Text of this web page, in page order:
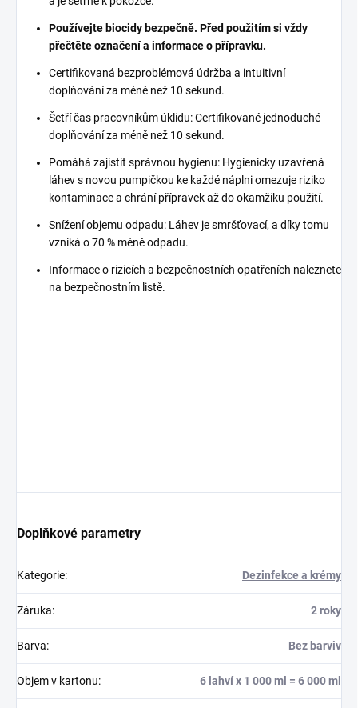
Používejte biocidy bezpečně. Před použitím si vždy
přečtěte označení a informace o přípravku.
Certifikovaná bezproblémová údržba a intuitivní
doplňování za méně než 10 sekund.
Šetří čas pracovníkům úklidu: Certifikované jednoduché
doplňování za méně než 10 sekund.
Pomáhá zajistit správnou hygienu: Hygienicky uzavřená
láhev s novou pumpičkou ke každé náplni omezuje riziko
kontaminace a chrání přípravek až do okamžiku použití.
Snížení objemu odpadu: Láhev je smršťovací, a díky tomu
vzniká o 70 % méně odpadu.
Informace o rizicích a bezpečnostních opatřeních naleznete
na bezpečnostním listě.
Doplňkové parametry
Kategorie: Dezinfekce a krémy
Záruka: 2 roky
Barva: Bez barviv
Objem v kartonu: 6 lahví x 1 000 ml = 6 000 ml